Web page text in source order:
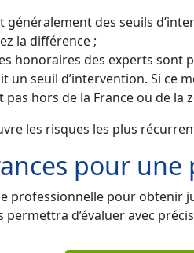
généralement des seuils
la différence ;
honoraires des experts sont
un seuil d’intervention. Si ce
hors de la France ou de la
les risques les plus
pour
professionnelle pour obtenir
d’évaluer avec